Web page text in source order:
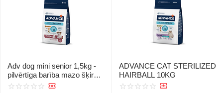
Adv dog mini senior 1,5kg -
pilvērtīga barība mazo šķirņu
suņiem no 7 gadu vecuma
ADVANCE CAT STERILIZED
HAIRBALL 10KG